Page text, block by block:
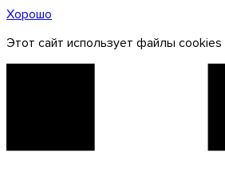
Хорошо
Этот сайт использует файлы